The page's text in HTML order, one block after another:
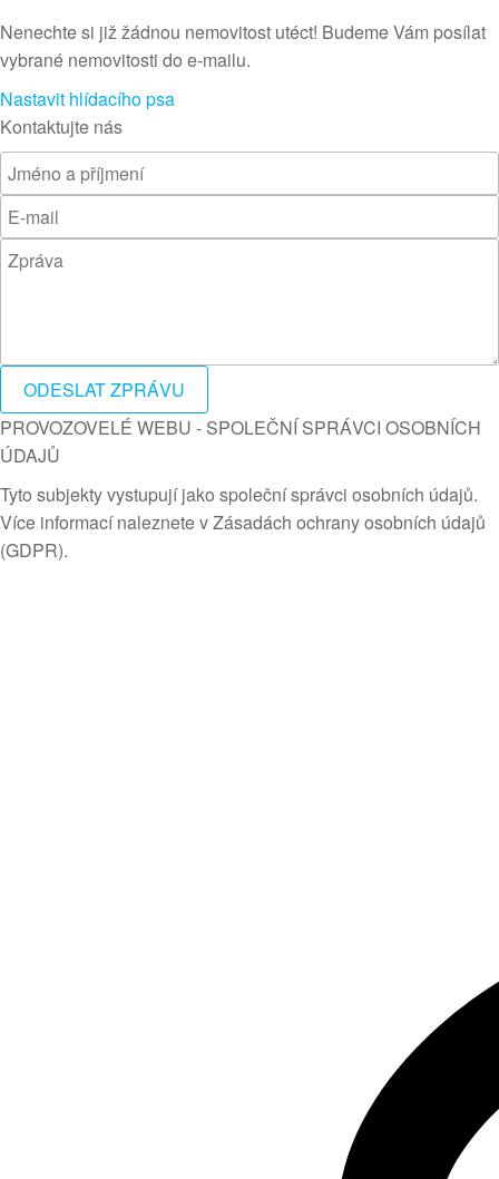
Nenechte si již žádnou nemovitost utéct! Budeme Vám posílat
vybrané nemovitosti do e-mailu.
Nastavit hlídacího psa
Kontaktujte nás
ODESLAT ZPRÁVU
PROVOZOVELÉ WEBU - SPOLEČNÍ SPRÁVCI OSOBNÍCH
ÚDAJŮ
Tyto subjekty vystupují jako společní správci osobních údajů.
Více informací naleznete v Zásadách ochrany osobních údajů
(GDPR).